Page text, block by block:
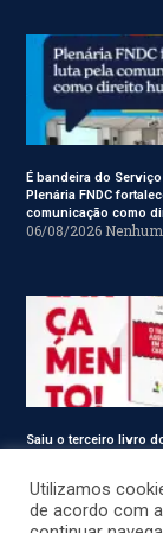
É bandeira do
Plenária FNDC
comunicação como
06/08/2026
Saiu o terceiro livro
Utilizamos
de acordo com